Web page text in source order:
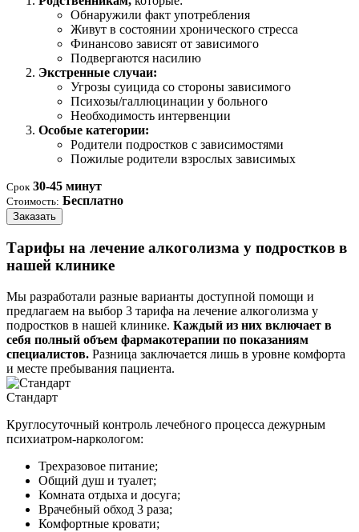
Обнаружили факт употребления
Живут в состоянии хронического стресса
Финансово зависят от зависимого
Подвергаются насилию
Экстренные случаи:
Угрозы суицида со стороны зависимого
Психозы/галлюцинации у больного
Необходимость интервенции
Особые категории:
Родители подростков с зависимостями
Пожилые родители взрослых зависимых
Срок 30-45 минут
Стоимость: Бесплатно
Заказать
Тарифы на лечение алкоголизма у подростков в
нашей клинике
Мы разработали разные варианты доступной помощи и
предлагаем на выбор 3 тарифа на лечение алкоголизма у
подростков в нашей клинике. Каждый из них включает в
себя полный объем фармакотерапии по показаниям
специалистов. Разница заключается лишь в уровне комфорта
и месте пребывания пациента.
Стандарт
Круглосуточный контроль лечебного процесса дежурным
психиатром-наркологом:
Трехразовое питание;
Общий душ и туалет;
Комната отдыха и досуга;
Врачебный обход 3 раза;
Комфортные кровати;